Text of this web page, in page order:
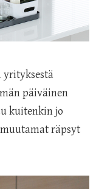
yrityksestä
päiväinen
kuitenkin jo
räpsyt